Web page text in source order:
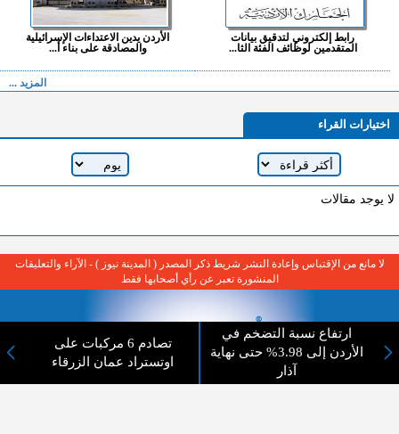
رابط إلكتروني لتدقيق بيانات
المتقدمين لوظائف الفئة الثا...
الأردن يدين الاعتداءات الإسرائيلية
والمصادقة على بناء أ...
المزيد ...
اختيارات القراء
لا يوجد مقالات
ارتفاع نسبة التضخم في
الأردن إلى 3.98% حتى نهاية
آذار
تصادم 6 مركبات على
اوتستراد عمان الزرقاء
لا مانع من الإقتباس وإعادة النشر شريط ذكر المصدر ( المدينة نيوز ) - الآراء والتعليقات
المنشورة تعبر عن رأي أصحابها فقط